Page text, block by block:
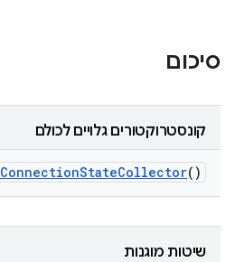
סיכום
קונסטרוקטורים גלויים לכולם
ConnectionStateCollector()
שיטות מוגנות